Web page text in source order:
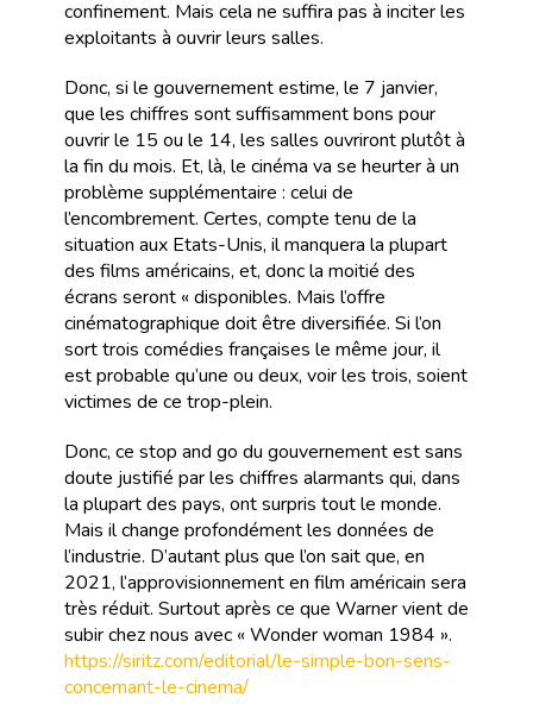
confinement. Mais cela ne suffira pas à inciter les
exploitants à ouvrir leurs salles.
Donc, si le gouvernement estime, le 7 janvier,
que les chiffres sont suffisamment bons pour
ouvrir le 15 ou le 14, les salles ouvriront plutôt à
la fin du mois. Et, là, le cinéma va se heurter à un
problème supplémentaire : celui de
l’encombrement. Certes, compte tenu de la
situation aux Etats-Unis, il manquera la plupart
des films américains, et, donc la moitié des
écrans seront « disponibles. Mais l’offre
cinématographique doit être diversifiée. Si l’on
sort trois comédies françaises le même jour, il
est probable qu’une ou deux, voir les trois, soient
victimes de ce trop-plein.
Donc, ce stop and go du gouvernement est sans
doute justifié par les chiffres alarmants qui, dans
la plupart des pays, ont surpris tout le monde.
Mais il change profondément les données de
l’industrie. D’autant plus que l’on sait que, en
2021, l’approvisionnement en film américain sera
très réduit. Surtout après ce que Warner vient de
subir chez nous avec « Wonder woman 1984 ».
https://siritz.com/editorial/le-simple-bon-sens-
concernant-le-cinema/